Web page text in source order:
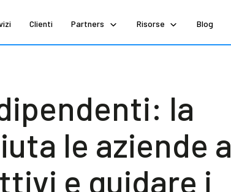
Clienti Partners Risorse Blog
la
le aziende a
e guidare i